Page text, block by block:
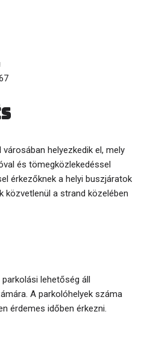
helyezkedik el, mely
és tömegközlekedéssel
érkezőknek a helyi buszjáratok
közvetlenül a strand közelében
lehetőség áll
A parkolóhelyek száma
érdemes időben érkezni.